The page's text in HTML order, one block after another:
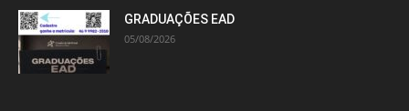
GRADUAÇÕES EAD
05/08/2026